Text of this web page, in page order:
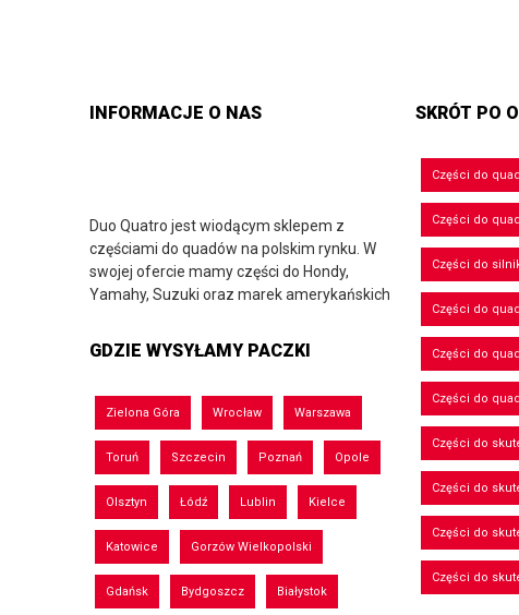
INFORMACJE O NAS
Duo Quatro jest wiodącym sklepem z
częściami do quadów na polskim rynku. W
swojej ofercie mamy części do Hondy,
Yamahy, Suzuki oraz marek amerykańskich
GDZIE WYSYŁAMY PACZKI
Zielona Góra Wrocław Warszawa
Toruń Szczecin Poznań Opole
Olsztyn Łódź Lublin Kielce
Katowice Gorzów Wielkopolski
Gdańsk Bydgoszcz Białystok
SKRÓT PO
Części do
Części do
Części do
Części do
Części do
Części do
Części do
Części do
Części do
Części do